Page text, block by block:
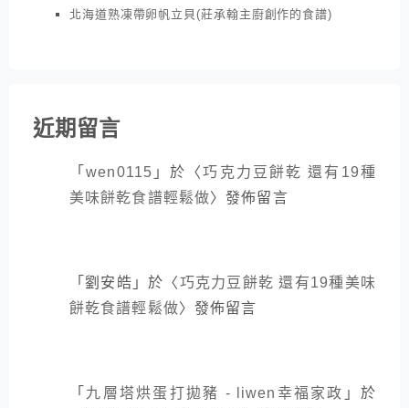
北海道熟凍帶卵帆立貝(莊承翰主廚創作的食譜)
近期留言
「wen0115 」於〈巧克力豆餅乾 還有19種
美味餅乾食譜輕鬆做〉發佈留言
「劉安皓 」於〈巧克力豆餅乾 還有19種美味
餅乾食譜輕鬆做〉發佈留言
「 九層塔烘蛋打拋豬 - liwen幸福家政 」於